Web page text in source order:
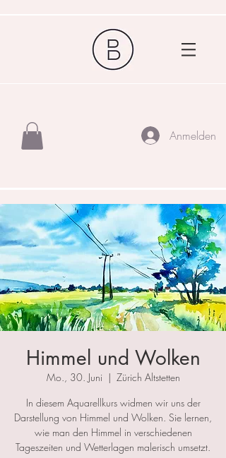
Anmelden
Himmel und Wolken
Mo., 30. Juni
  |
Zürich Altstetten
In diesem Aquarellkurs widmen wir uns der
Darstellung von Himmel und Wolken. Sie lernen,
wie man den Himmel in verschiedenen
Tageszeiten und Wetterlagen malerisch umsetzt.